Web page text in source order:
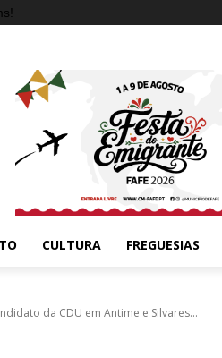
CULTURA FREGUESIAS
da CDU em Antime e Silvares...